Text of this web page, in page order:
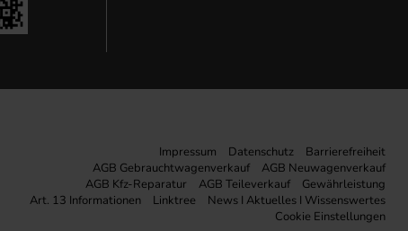
Impressum Datenschutz
Barrierefreiheit
AGB Gebrauchtwagenverkauf
AGB Neuwagenverkauf
AGB Kfz-Reparatur
AGB Teileverkauf
Gewährleistung
Art. 13 Informationen
Linktree
News I Aktuelles I Wissenswertes
Cookie Einstellungen